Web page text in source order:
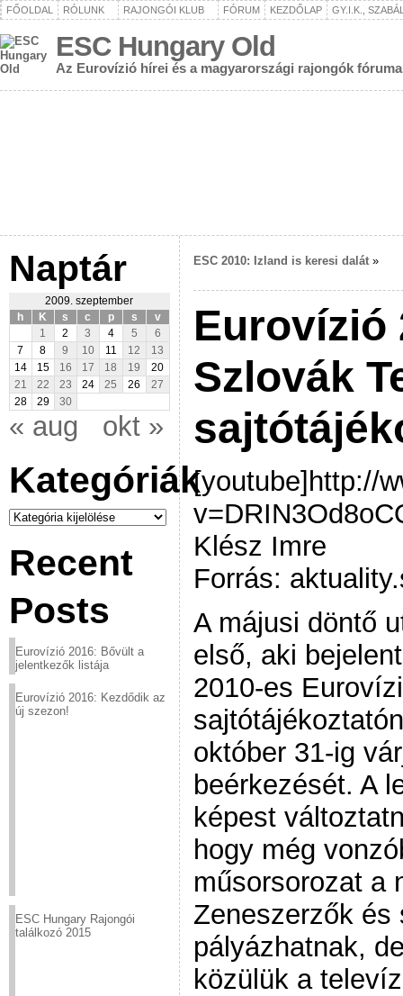
FŐOLDAL RÓLUNK RAJONGÓI KLUB FÓRUM KEZDŐLAP GY.I.K.,
ESC Hungary Old
Az Eurovízió hírei és a magyarországi rajongók fóruma
Naptár
2009. szeptember
h
K s c p s
v
1
2 3 4 5
6
7
8 9 10 11 12
13
14
15 16 17 18 19
20
21
22 23 24 25 26
27
28
29 30
« aug okt »
Kategóriák
Kategóriák
Recent
Posts
Eurovízió 2016: Bővült a
jelentkezők listája
Eurovízió 2016: Kezdődik az
új szezon!
ESC Hungary Rajongói
találkozó 2015
ESC 2010: Izland is keresi dalát »
Eurovízió
Szlovák
[youtube]http://
Klész Imre
Forrás:
A májusi döntő
első, aki
2010-es
október 31-ig
beérkezését. A
képest
hogy még
műsorsorozat a
Zeneszerzők
pályázhatnak,
közülük a